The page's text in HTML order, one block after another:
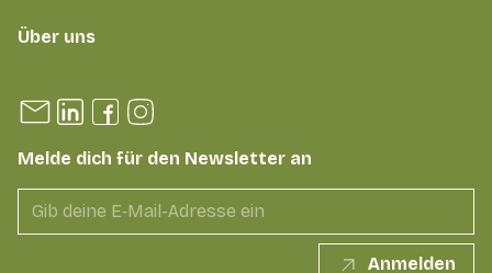
Über uns
Melde dich für den Newsletter an
Anmelden